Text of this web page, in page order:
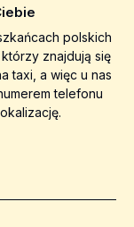
polskich
znajdują się
taxi, a więc u nas
telefonu